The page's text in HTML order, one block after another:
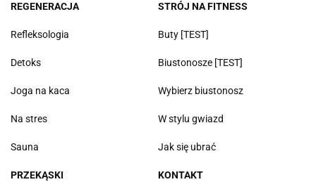
REGENERACJA
Refleksologia
Detoks
Joga na kaca
Na stres
Sauna
STRÓJ NA FITNESS
Buty [TEST]
Biustonosze [TEST]
Wybierz biustonosz
W stylu gwiazd
Jak się ubrać
PRZEKĄSKI KONTAKT